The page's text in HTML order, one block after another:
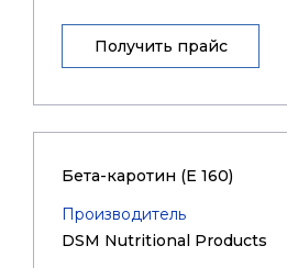
Получить прайс
Бета-каротин (Е 160)
Производитель
DSM Nutritional Products